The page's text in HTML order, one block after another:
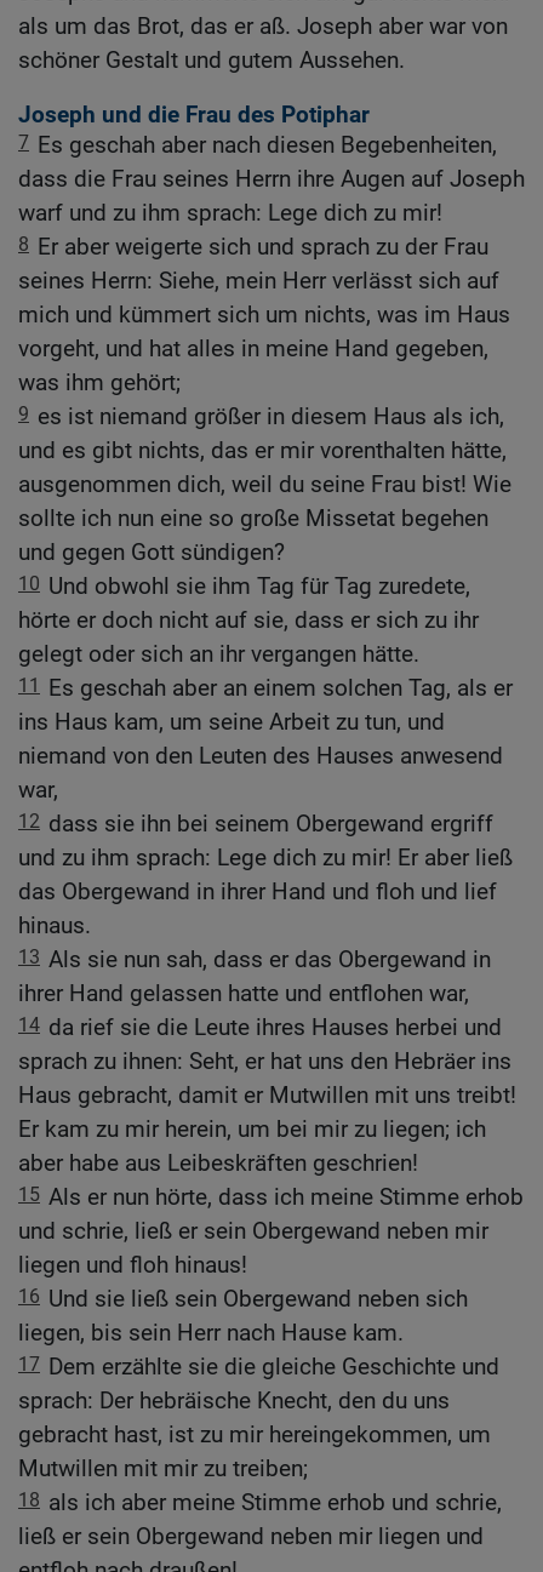
als um das Brot, das er aß. Joseph aber war von
schöner Gestalt und gutem Aussehen.
Joseph und die Frau des Potiphar
7 Es geschah aber nach diesen Begebenheiten,
dass die Frau seines Herrn ihre Augen auf Joseph
warf und zu ihm sprach: Lege dich zu mir!
8 Er aber weigerte sich und sprach zu der Frau
seines Herrn: Siehe, mein Herr verlässt sich auf
mich und kümmert sich um nichts, was im Haus
vorgeht, und hat alles in meine Hand gegeben,
was ihm gehört;
9 es ist niemand größer in diesem Haus als ich,
und es gibt nichts, das er mir vorenthalten hätte,
ausgenommen dich, weil du seine Frau bist! Wie
sollte ich nun eine so große Missetat begehen
und gegen Gott sündigen?
10 Und obwohl sie ihm Tag für Tag zuredete,
hörte er doch nicht auf sie, dass er sich zu ihr
gelegt oder sich an ihr vergangen hätte.
11
Es geschah aber an einem solchen Tag, als er
ins Haus kam, um seine Arbeit zu tun, und
niemand von den Leuten des Hauses anwesend
war,
12 dass sie ihn bei seinem Obergewand ergriff
und zu ihm sprach: Lege dich zu mir! Er aber ließ
das Obergewand in ihrer Hand und floh und lief
hinaus.
13 Als sie nun sah, dass er das Obergewand in
ihrer Hand gelassen hatte und entflohen war,
14 da rief sie die Leute ihres Hauses herbei und
sprach zu ihnen: Seht, er hat uns den Hebräer ins
Haus gebracht, damit er Mutwillen mit uns treibt!
Er kam zu mir herein, um bei mir zu liegen; ich
aber habe aus Leibeskräften geschrien!
15 Als er nun hörte, dass ich meine Stimme erhob
und schrie, ließ er sein Obergewand neben mir
liegen und floh hinaus!
16 Und sie ließ sein Obergewand neben sich
liegen, bis sein Herr nach Hause kam.
17 Dem erzählte sie die gleiche Geschichte und
sprach: Der hebräische Knecht, den du uns
gebracht hast, ist zu mir hereingekommen, um
Mutwillen mit mir zu treiben;
18 als ich aber meine Stimme erhob und schrie,
ließ er sein Obergewand neben mir liegen und